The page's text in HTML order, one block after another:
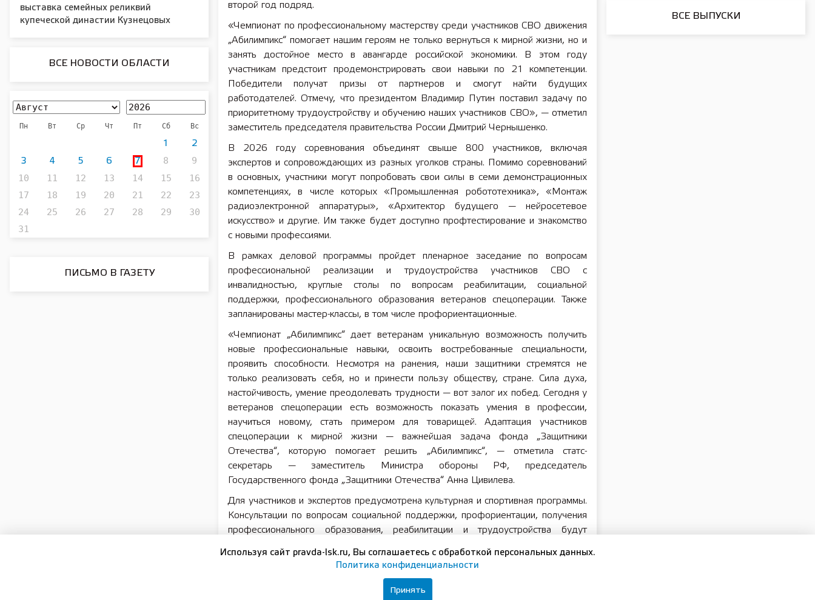
выставка семейных реликвий
купеческой династии Кузнецовых
ВСЕ НОВОСТИ ОБЛАСТИ
Пн Вт Ср Чт Пт Сб Вс
1 2
3 4 5 6 7 8
9
10
11 12 13 14 15
16
17
18 19 20 21 22
23
24
25 26 27 28 29
30
31
ПИСЬМО В ГАЗЕТУ
второй год подряд.
«Чемпионат по профессиональному мастерству среди участников СВО движения
„Абилимпикс“ помогает нашим героям не только вернуться к мирной жизни, но и
занять достойное место в авангарде российской экономики. В этом году
участникам предстоит продемонстрировать свои навыки по 21 компетенции.
Победители получат призы от партнеров и смогут найти будущих
работодателей. Отмечу, что президентом Владимир Путин поставил задачу по
приоритетному трудоустройству и обучению наших участников СВО», — отметил
заместитель председателя правительства России Дмитрий Чернышенко.
В 2026 году соревнования объединят свыше 800 участников, включая
экспертов и сопровождающих из разных уголков страны. Помимо соревнований
в основных, участники могут попробовать свои силы в семи демонстрационных
компетенциях, в числе которых «Промышленная робототехника», «Монтаж
радиоэлектронной аппаратуры», «Архитектор будущего — нейросетевое
искусство» и другие. Им также будет доступно профтестирование и знакомство
с новыми профессиями.
В рамках деловой программы пройдет пленарное заседание по вопросам
профессиональной реализации и трудоустройства участников СВО с
инвалидностью, круглые столы по вопросам реабилитации, социальной
поддержки, профессионального образования ветеранов спецоперации. Также
запланированы мастер-классы, в том числе профориентационные.
«Чемпионат „Абилимпикс“ дает ветеранам уникальную возможность получить
новые профессиональные навыки, освоить востребованные специальности,
проявить способности. Несмотря на ранения, наши защитники стремятся не
только реализовать себя, но и принести пользу обществу, стране. Сила духа,
настойчивость, умение преодолевать трудности — вот залог их побед. Сегодня у
ветеранов спецоперации есть возможность показать умения в профессии,
научиться новому, стать примером для товарищей. Адаптация участников
спецоперации к мирной жизни — важнейшая задача фонда „Защитники
Отечества“, которую помогает решить „Абилимпикс“, — отметила статс-
секретарь — заместитель Министра обороны РФ, председатель
Государственного фонда „Защитники Отечества“ Анна Цивилева.
Для участников и экспертов предусмотрена культурная и спортивная программы.
Консультации по вопросам социальной поддержки, профориентации, получения
профессионального образования, реабилитации и трудоустройства будут
Государственный фонд «Защитники Отечества» создан по Указу Президента
России Владимира Путина. Основной его целью является персональное
сопровождение ветеранов СВО и членов семей героев. Специалисты и
ВСЕ ВЫПУСКИ
Используя сайт pravda-lsk.ru, Вы соглашаетесь с обработкой персональных данных.
Политика конфиденциальности
Принять